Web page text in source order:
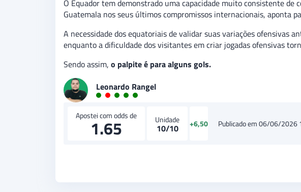
O Equador tem demonstrado uma capacidade muito consistente
Guatemala nos seus últimos compromissos internacionais, aponta
A necessidade dos equatoriais de validar suas variações ofensivas
enquanto a dificuldade dos visitantes em criar jogadas ofensivas
Sendo assim, o palpite é para alguns gols.
Leonardo Rangel
Apostei com odds de
1.65 Unidade
10/10 +6,50 Publicado em 06/06/2026